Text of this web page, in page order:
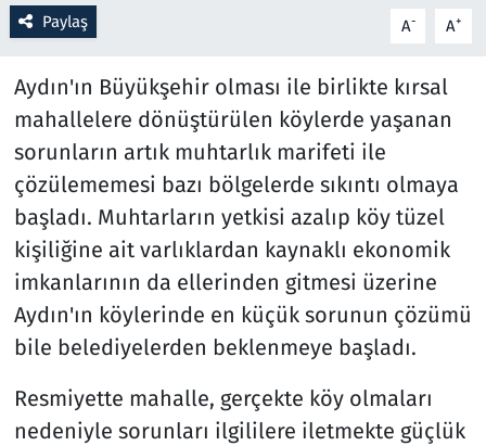
Paylaş A- A+
Aydın'ın Büyükşehir olması ile birlikte kırsal
mahallelere dönüştürülen köylerde yaşanan
sorunların artık muhtarlık marifeti ile
çözülememesi bazı bölgelerde sıkıntı olmaya
başladı. Muhtarların yetkisi azalıp köy tüzel
kişiliğine ait varlıklardan kaynaklı ekonomik
imkanlarının da ellerinden gitmesi üzerine
Aydın'ın köylerinde en küçük sorunun çözümü
bile belediyelerden beklenmeye başladı.
Resmiyette mahalle, gerçekte köy olmaları
nedeniyle sorunları ilgililere iletmekte güçlük
Teknoloji ve Bilim
Televizyon